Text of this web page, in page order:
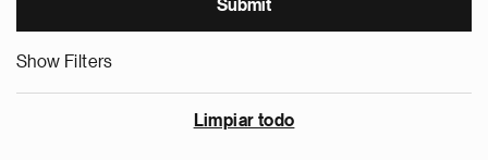
Show Filters
Limpiar todo